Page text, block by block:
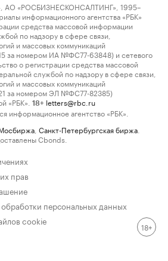
«РОСБИЗНЕСКОНСАЛТИНГ», 1995–
информационного агентства «РБК»
средства массовой информации
по надзору в сфере связи,
и массовых коммуникаций
за номером ИА №ФС77-63848) и сетевого
о регистрации средства массовой
службой по надзору в сфере связи,
и массовых коммуникаций
за номером ЭЛ №ФС77-82385)
«РБК».
18+ letters@rbc.ru
информационное агентство «РБК».
Санкт-Петербургская биржа
Cbonds.
прав
персональных данных
cookie
18+